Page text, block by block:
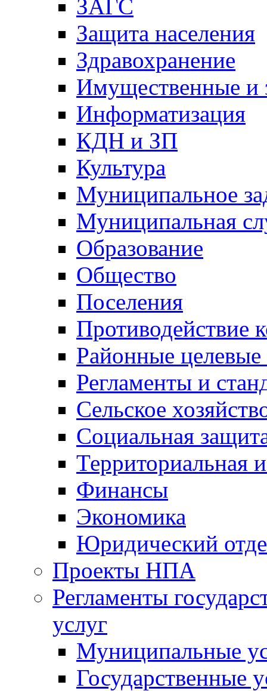
ЗАГС
Защита населения
Здравохранение
Имущественные и
Информатизация
КДН и ЗП
Культура
Муниципальное
Муниципальная
Образование
Общество
Поселения
Противодействие
Районные
Регламенты и
Сельское
Социальная
Территориальная
Финансы
Экономика
Юридический
Проекты НПА
Регламенты
услуг
Муниципальные
Государственные